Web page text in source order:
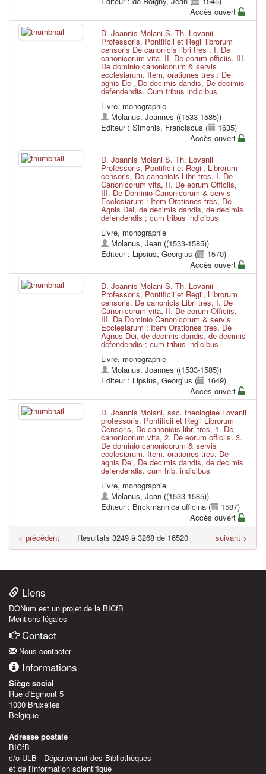
Accès ouvert
D. Joannis Molani S. Th. Lovanii
Professoris, Pontificii et Regii librorum
censoris De canonicis libri tres : I. De
canonicorum vita. II. De eorum officiis. III.
De dominio canonicorum & servis
ecclesiarum. Item, orationes tres : De
agnis Dei, De decimis dandis, De decimis
defendendis. Cum tribus indicibus
Livre, monographie
Molanus, Joannes ((1533-1585))
Editeur : Simonis, Franciscus (
1635)
Accès ouvert
D. Joannis Molani S. Th. Lovanii
Professoris, Pontificii et Regii, Librorum
censoris, De canonicis Libri tres, I. De
Canonicorum vita, II. De eorum Officiis,
III. De Dominio Canonicorum & servis
Ecclesiarum : Item Orationes tres, De
Agnis Dei, de decimis dandis, de decimis
defendendis ; cum tribus indicibus
Livre, monographie
Molanus, Jean ((1533-1585))
Editeur : Lipsius, Georgius (
1570)
Accès ouvert
D. Joannis Molani S. Th. Lovanii
Professoris, Pontificii et Regii, Librorum
censoris, De canonicis Libri tres, I. De
Canonicorum vita, II. De eorum Officiis,
III. De Dominio Canonicorum & servis
Ecclesiarum : Item Orationes tres, De
Agnus Dei, de decimis dandis, de decimis
defendendis ; cum tribus indicibus
Livre, monographie
Molanus, Joannes ((1533-1585))
Editeur : Lipsius, Georgius (
1649)
Accès ouvert
D. Joannis Molani, sac. theologiae Lovanii
professoris, Pontificii et Regii Librorum
Censoris, De canonicis libri tres, 1. De
canonicorum vita, 2. De eorum officiis. 3.
De dominio canonicorum & servis
ecclesiarum. Item, orationes tres, De
agnis Dei, De decimis dandis, de decimis
defendendis. cum trib. indicibus
Livre, monographie
Molanus, Jean ((1533-1585))
Editeur : Birckmannica officina (
1587)
Accès ouvert
Resultats 3249 à 3268 de 16520
< précédent suivant >
Liens
DONum est un projet de la BICfB
Mentions légales
Contact
Nous contacter
Informations
Siège social
Rue d'Egmont 5
1000 Bruxelles
Belgique
Adresse postale
BICfB
c/o ULB - Département des Bibliothèques
et de l'Information scientifique